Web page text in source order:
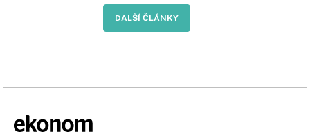
DALŠÍ ČLÁNKY